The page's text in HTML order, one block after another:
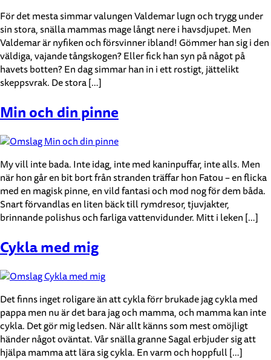
För det mesta simmar valungen Valdemar lugn och trygg under
sin stora, snälla mammas mage långt nere i havsdjupet. Men
Valdemar är nyfiken och försvinner ibland! Gömmer han sig i den
väldiga, vajande tångskogen? Eller fick han syn på något på
havets botten? En dag simmar han in i ett rostigt, jättelikt
skeppsvrak. De stora […]
Min och din pinne
My vill inte bada. Inte idag, inte med kaninpuffar, inte alls. Men
när hon går en bit bort från stranden träffar hon Fatou – en flicka
med en magisk pinne, en vild fantasi och mod nog för dem båda.
Snart förvandlas en liten bäck till rymdresor, tjuvjakter,
brinnande polishus och farliga vattenvidunder. Mitt i leken […]
Cykla med mig
Det finns inget roligare än att cykla förr brukade jag cykla med
pappa men nu är det bara jag och mamma, och mamma kan inte
cykla. Det gör mig ledsen. När allt känns som mest omöjligt
händer något oväntat. Vår snälla granne Sagal erbjuder sig att
hjälpa mamma att lära sig cykla. En varm och hoppfull […]